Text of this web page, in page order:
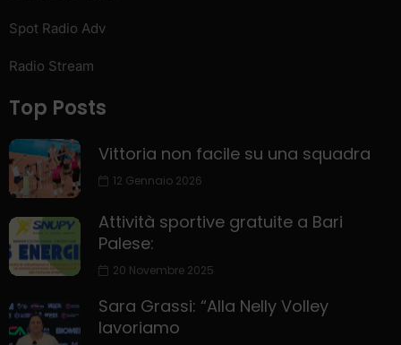
Spot Radio Adv
Radio Stream
Top Posts
Vittoria non facile su una squadra
12 Gennaio 2026
Attività sportive gratuite a Bari
Palese:
20 Novembre 2025
Sara Grassi: “Alla Nelly Volley
lavoriamo